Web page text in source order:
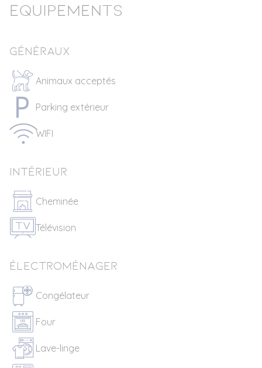
Equipements
Généraux
Animaux acceptés
Parking extérieur
WIFI
Intérieur
Cheminée
Télévision
Électroménager
Congélateur
Four
Lave-linge